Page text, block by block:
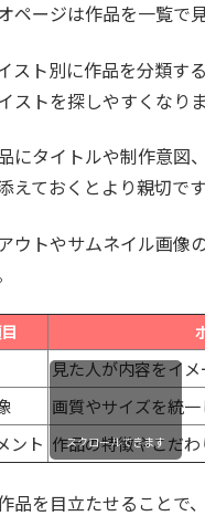
ページは作品を一覧で
スト別に作品を分類す
ストを探しやすくなりま
にタイトルや制作意図
えておくとより親切です
ウトやサムネイル画像
見た人が内容をイ
画質やサイズを統
ント 作品の特徴やこだ
スクロールできます
品を目立たせることで